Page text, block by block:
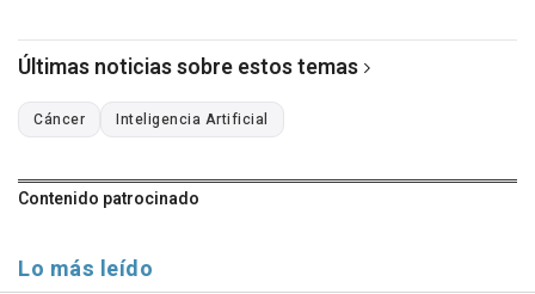
Últimas noticias sobre estos temas
Cáncer Inteligencia Artificial
Contenido patrocinado
Lo más leído